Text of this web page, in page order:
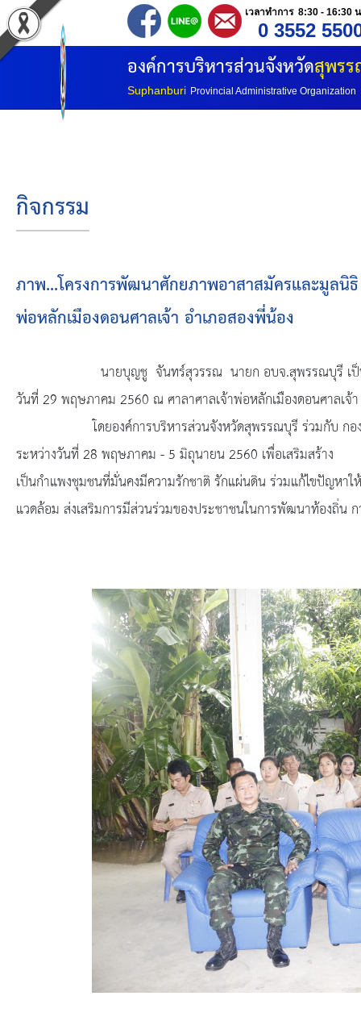
เวลาทำการ 8:30 - 16:30
0 3552
องค์การบริหารส่วนจังหวัดสุพร
Suphanburi Provincial Administrative Organization
หน้าแรก
ประวัติ อบจ
โครงสร้างองค์กร
โครงสร้างการแบ่งส่วนราชการ
วิสัยทัศน์
ยุทธศาสตร์การพัฒนา
ประวัตินายก
รายการ อบจ.สัมพันธ์
กิจกรรม
ประกาศจัดซื้อ-จัดจ้าง
ประกาศจัดซื้อ-จัดจ้างภาครัฐ
รายงานผู้ใช้บริการกล้อง CCTV
ข้อมูลการเลือกตั้ง
นโยบายคุ้มครองข้อมูลส่วนบุคคล
ผลงาน
มาตรฐานกำหนดตำแหน่ง
VDO Present
ประกาศแผนการจัดซื้อจัดจ้าง
ประกาศแผนการจัดหาพัสดุ
กิจกรรม
ภาพ...โครงการพัฒนาศักยภาพอาสาสมัครและมูล
พ่อหลักเมืองดอนศาลเจ้า อำเภอสองพี่น้อง
นายบุญชู จันทร์สุวรรณ นายก อบจ.สุพรรณบุรี เป็นประธ
วันที่ 29 พฤษภาคม 2560 ณ ศาลาศาลเจ้าพ่อหลักเมืองดอนศาลเจ้
โดยองค์การบริหารส่วนจังหวัดสุพรรณบุรี ร่วมกับ กองอำน
ระหว่างวันที่ 28 พฤษภาคม - 5 มิถุนายน 2560 เพื่อเสริมสร้าง
เป็นกำแพงชุมชนที่มั่นคงมีความรักชาติ รักแผ่นดิน ร่วมแก้ไขปัญหา
แวดล้อม ส่งเสริมการมีส่วนร่วมของประชาชนในการพัฒนาท้องถิ่น